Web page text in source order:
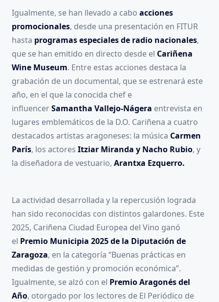
Igualmente, se han llevado a cabo acciones
promocionales, desde una presentación en FITUR
hasta programas especiales de radio nacionales,
que se han emitido en directo desde el Cariñena
Wine Museum. Entre estas acciones destaca la
grabación de un documental, que se estrenará este
año, en el que la conocida chef e
influencerSamantha Vallejo-Nágera entrevista en
lugares emblemáticos de la D.O. Cariñena a cuatro
destacados artistas aragoneses: la música Carmen
París, los actores Itziar Miranda y Nacho Rubio, y
la diseñadora de vestuario, Arantxa Ezquerro.
La actividad desarrollada y la repercusión lograda
han sido reconocidas con distintos galardones. Este
2025, Cariñena Ciudad Europea del Vino ganó
el Premio Municipia 2025 de la Diputación de
Zaragoza, en la categoría “Buenas prácticas en
medidas de gestión y promoción económica”.
Igualmente, se alzó con el Premio Aragonés del
Año, otorgado por los lectores de El Periódico de